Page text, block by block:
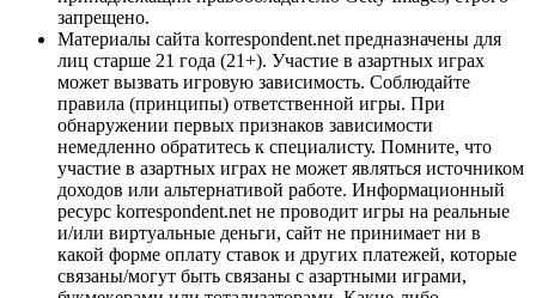
запрещено.
Материалы сайта korrespondent.net предназначены для
лиц старше 21 года (21+). Участие в азартных играх
может вызвать игровую зависимость. Соблюдайте
правила (принципы) ответственной игры. При
обнаружении первых признаков зависимости
немедленно обратитесь к специалисту. Помните, что
участие в азартных играх не может являться источником
доходов или альтернативой работе. Информационный
ресурс korrespondent.net не проводит игры на реальные
и/или виртуальные деньги, сайт не принимает ни в
какой форме оплату ставок и других платежей, которые
связаны/могут быть связаны с азартными играми,